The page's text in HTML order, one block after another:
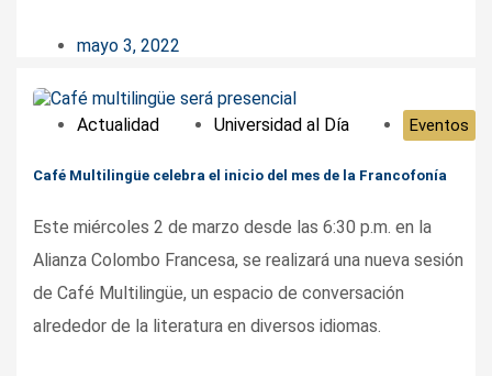
mayo 3, 2022
Actualidad Universidad al Día Eventos
Café Multilingüe celebra el inicio del mes de la Francofonía
Este miércoles 2 de marzo desde las 6:30 p.m. en la
Alianza Colombo Francesa, se realizará una nueva sesión
de Café Multilingüe, un espacio de conversación
alrededor de la literatura en diversos idiomas.